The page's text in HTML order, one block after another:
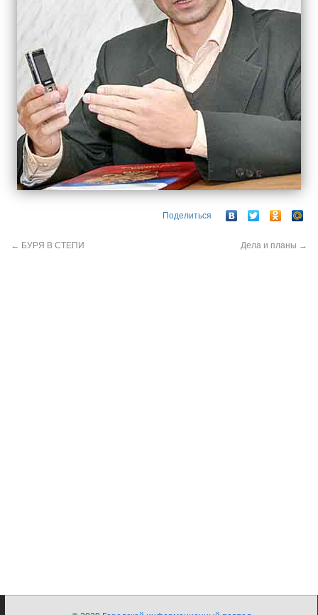
Поделиться
← БУРЯ В СТЕПИ Дела и планы →